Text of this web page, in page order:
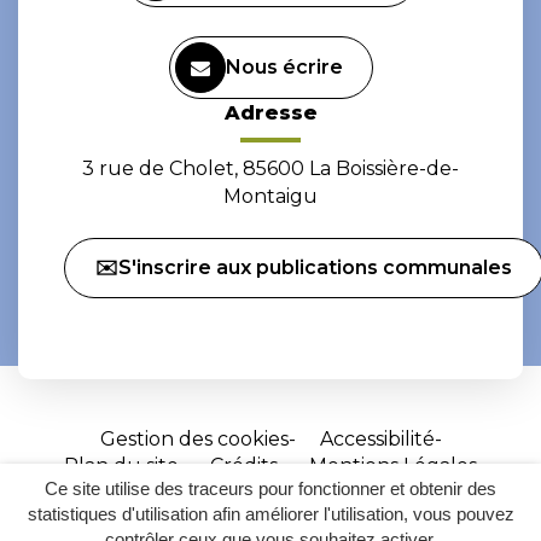
Ce site utilise des traceurs pour fonctionner et obtenir des
statistiques d'utilisation afin améliorer l'utilisation, vous pouvez
Nous écrire
Adresse
3 rue de Cholet, 85600 La Boissière-de-
Montaigu
✉️S'inscrire aux publications communales
Gestion des cookies
Accessibilité
Plan du site
Crédits
Mentions Légales
Site